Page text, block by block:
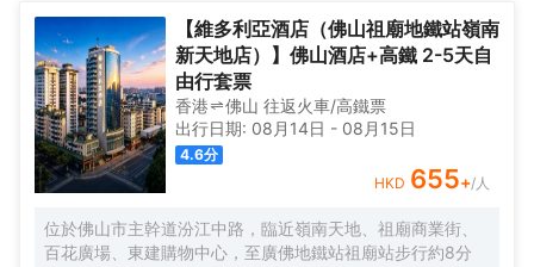
遠，地理位置優越，交通十分便捷。 酒店佔地面積近4000
平方，有着方便快捷的地面以及地下負一A層停車場，投入總
配套面積近25000平方，擁有智能化豪華客房，分佈於29-
36樓高樓層，客房擁有全景緻落地玻璃窗，一覽禪城乃至佛
山新城美麗風光；“極目禪天遠，相逢盡歡顏”。配備電動窗紗
窗簾、霧化玻璃、一鍵智能燈光控制，3秒速熱淋浴系統，高
速寬帶網絡、37樓自助洗衣房（全新自動化LG洗衣機烘乾
機），9個大、中、小型會議廳，均配備高清LED；28樓正宗
泰式按摩SPA，5樓健身會所，配套完善，專業服務，滿足您
商務接待、會務服務所有需求，彰顯現代酒店之智能化及個
【維多利亞酒店（佛山祖廟地鐵站嶺南
新天地店）】佛山酒店+高鐵 2-5天自
由行套票
香港 佛山 往返火車/高鐵票
出行日期: 08月14日 - 08月15日
4.6分
HKD 655+/人
位於佛山市主幹道汾江中路，臨近嶺南天地、祖廟商業街、
百花廣場、東建購物中心，至廣佛地鐵站祖廟站步行約8分